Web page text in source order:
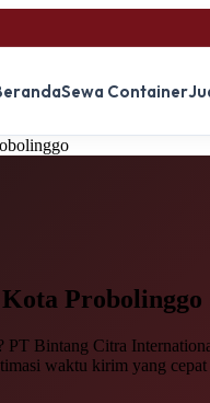
Sewa Container
Probolinggo
Bintang Citra
waktu kirim yang